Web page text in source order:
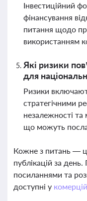
Інвестиційний
фінансування
питання щодо
використанням
Які ризики
для
Ризики
стратегічними
незалежності та
що можуть
Кожне з питань —
публікацій за
посиланнями та
доступні у